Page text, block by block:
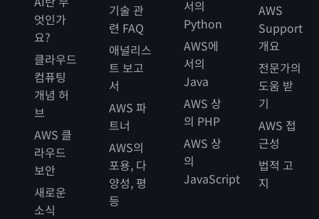
엇인가
요?
클라우드
컴퓨팅
개념 허
브
AWS 클
라우드
보안
새로운
소식
기술 관
련 FAQ
애널리스
트 보고
서
AWS 파
트너
AWS의
포용, 다
양성, 평
등
서의
Python
AWS에
서의
Java
AWS 상
의 PHP
AWS 상
의
JavaScript
AWS
Support
개요
전문가의
도움 받
기
AWS 접
근성
법적 고
지